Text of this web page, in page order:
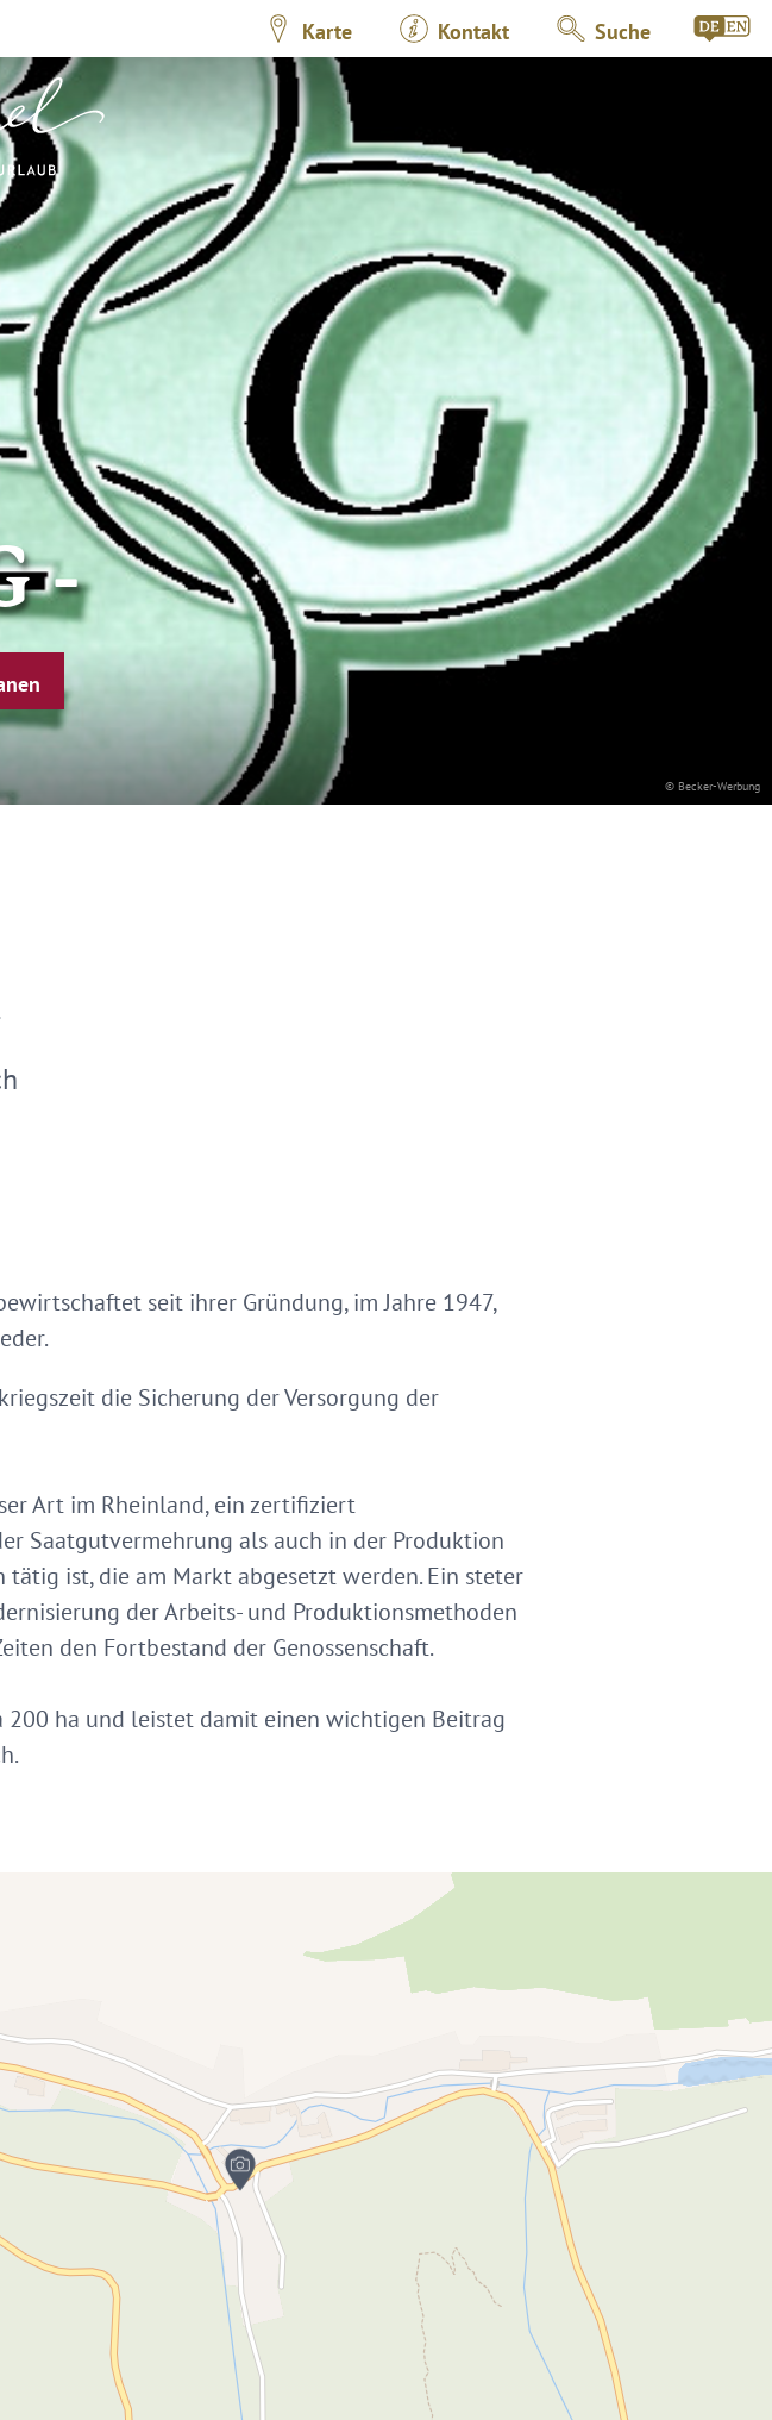
Karte Kontakt Suche
© Becker-Werbung
-
seit ihrer Gründung, im Jahre 1947,
die Sicherung der Versorgung der
Art im Rheinland, ein zertifiziert
Saatgutvermehrung als auch in der Produktion
ist, die am Markt abgesetzt werden. Ein steter
der Arbeits- und Produktionsmethoden
den Fortbestand der Genossenschaft.
ha und leistet damit einen wichtigen Beitrag